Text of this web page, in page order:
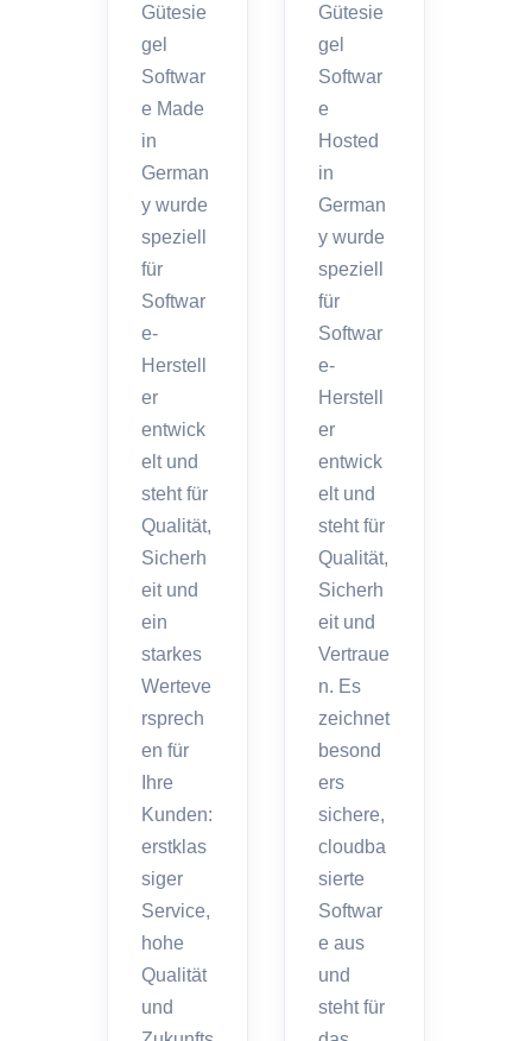
Gütesie
gel
Softwar
e Made
in
German
y wurde
speziell
für
Softwar
e-
Herstell
er
entwick
elt und
steht für
Qualität,
Sicherh
eit und
ein
starkes
Werteve
rsprech
en für
Ihre
Kunden:
erstklas
siger
Service,
hohe
Qualität
und
Gütesie
gel
Softwar
e
Hosted
in
German
y wurde
speziell
für
Softwar
e-
Herstell
er
entwick
elt und
steht für
Qualität,
Sicherh
eit und
Vertraue
n. Es
zeichnet
besond
ers
sichere,
cloudba
sierte
Softwar
e aus
und
steht für